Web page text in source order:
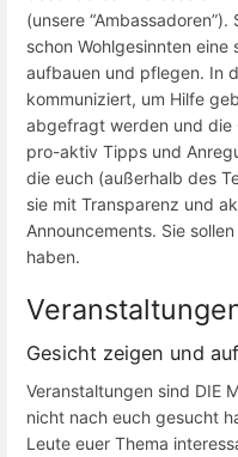
(unsere
schon Wohlgesinnten
aufbauen und pflegen. In
kommuniziert, um Hilfe
abgefragt werden und
pro-aktiv Tipps und
die euch (außerhalb des
sie mit Transparenz und
Announcements. Sie
haben.
Gesicht zeigen und
Veranstaltungen sind DIE
nicht nach euch gesucht
Leute euer Thema